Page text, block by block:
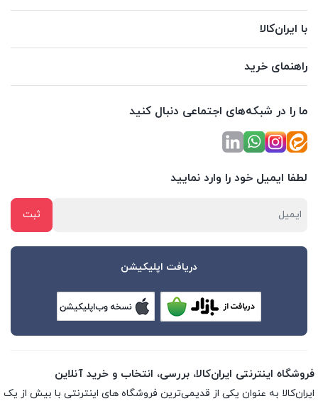
با ایران‌کالا
راهنمای خرید
ما را در شبکه‌های اجتماعی دنبال کنید
لطفا ایمیل خود را وارد نمایید
دریافت اپلیکیشن
فروشگاه اینترنتی ایران‌کالا، بررسی، انتخاب و خرید آنلاین
ایران‌کالا به عنوان یکی از قدیمی‌ترین فروشگاه های اینترنتی با بیش از یک